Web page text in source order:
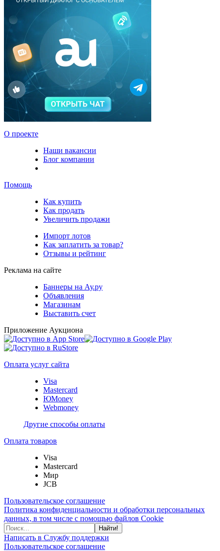
О проекте
Наши вакансии
Блог компании
Помощь
Как купить
Как продать
Увеличить продажи
Импорт лотов
Как заплатить за товар?
Отзывы и рейтинг
Реклама на сайте
Баннеры на Ау.ру
Объявления
Магазинам
Выставить счет
Приложение Аукциона
Оплата услуг сайта
Visa
Mastercard
ЮMoney
Webmoney
Другие способы оплаты
Оплата товаров
Visa
Mastercard
Мир
JCB
Пользовательское соглашение
Политика конфиденциальности и обработки персональных
данных, в том числе с помощью файлов Cookie
Найти!
Написать в Службу поддержки
Пользовательское соглашение